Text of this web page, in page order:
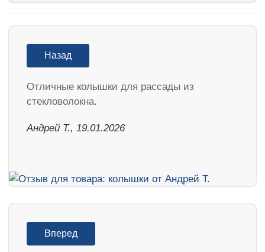
Назад
Отличные колышки для рассады из
стекловолокна.
Андрей Т., 19.01.2026
Вперед